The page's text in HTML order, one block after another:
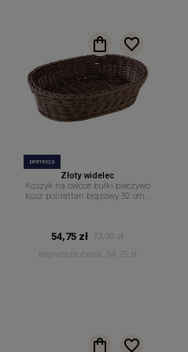
promocja
Złoty widelec
Koszyk na owoce bułki pieczywo
kosz polirattan brązowy 32 cm x
54,75 zł
73,00 zł
Najniższa cena:
54,75 zł